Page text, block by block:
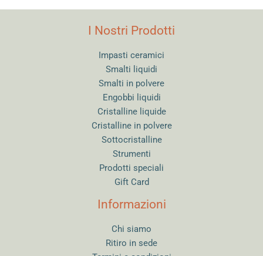
I Nostri Prodotti
Impasti ceramici
Smalti liquidi
Smalti in polvere
Engobbi liquidi
Cristalline liquide
Cristalline in polvere
Sottocristalline
Strumenti
Prodotti speciali
Gift Card
Informazioni
Chi siamo
Ritiro in sede